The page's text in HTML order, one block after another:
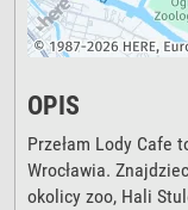
OPIS
Przełam Lody Cafe
Wrocławia.
okolicy zoo, Hali